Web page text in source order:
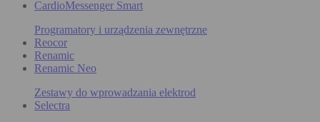
CardioMessenger Smart
Programatory i urządzenia zewnętrzne
Reocor
Renamic
Renamic Neo
Zestawy do wprowadzania elektrod
Selectra